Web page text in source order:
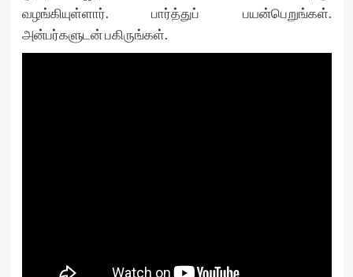
வழங்கியுள்ளார். பார்த்துப் பயன்பெறுங்கள்.
அன்பர்களுடன் பகிருங்கள்.